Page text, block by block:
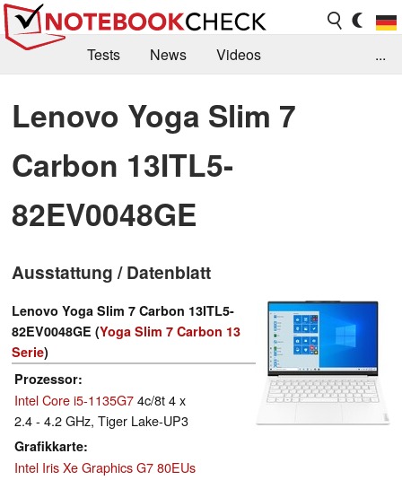
Tests News
Videos
Kaufberatung
Deals Suche
Jobs
Forum
...
Lenovo Yoga Slim 7
Carbon 13ITL5-
82EV0048GE
Ausstattung / Datenblatt
Lenovo Yoga Slim 7 Carbon 13ITL5-
82EV0048GE (Yoga Slim 7 Carbon 13
Serie)
Prozessor
Intel Core i5-1135G74c/8t 4 x
2.4 - 4.2 GHz, Tiger Lake-UP3
Grafikkarte
Intel Iris Xe Graphics G7 80EUs